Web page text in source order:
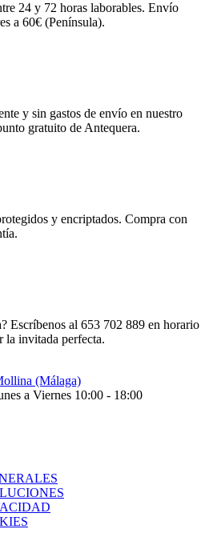
24 y 72 horas laborables. Envío
a 60€ (Península).
y sin gastos de envío en nuestro
gratuito de Antequera.
y encriptados. Compra con
Escríbenos al 653 702 889 en horario
la invitada perfecta.
(Málaga)
a Viernes 10:00 - 18:00